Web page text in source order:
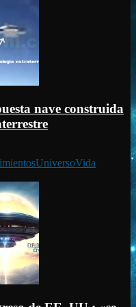
nave construida
UniversoVida